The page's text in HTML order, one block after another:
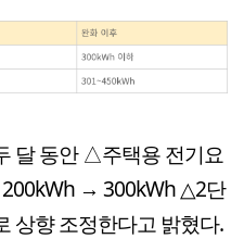
달 동안 △주택용 전기요
200kWh → 300kWh △2단
상향 조정한다고 밝혔다.